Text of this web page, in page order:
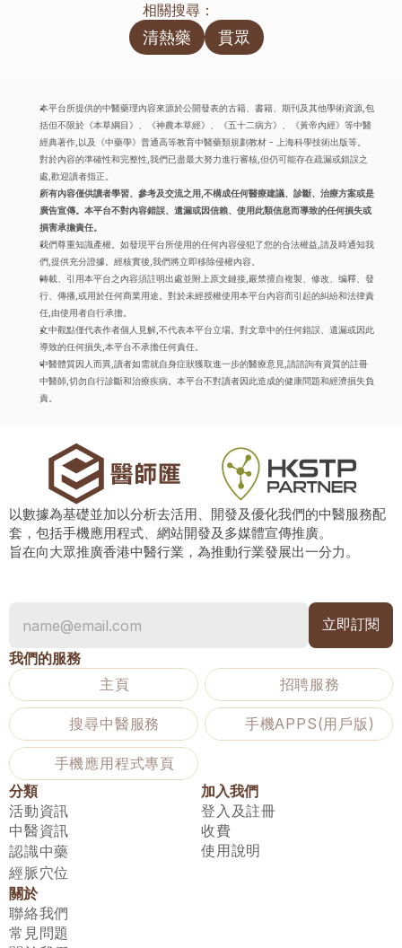
相關搜尋：
清熱藥 貫眾
本平台所提供的中醫藥理內容來源於公開發表的古籍、書籍、期刊及其他學術資源,包
括但不限於《本草綱目》、《神農本草經》、《五十二病方》、《黃帝內經》等中醫
經典著作,以及《中藥學》普通高等教育中醫藥類規劃教材 - 上海科學技術出版等。
對於內容的準確性和完整性,我們已盡最大努力進行審核,但仍可能存在疏漏或錯誤之
處,歡迎讀者指正。
所有內容僅供讀者學習、參考及交流之用,不構成任何醫療建議、診斷、治療方案或是
廣告宣傳。本平台不對內容錯誤、遺漏或因信賴、使用此類信息而導致的任何損失或
損害承擔責任。
我們尊重知識產權。如發現平台所使用的任何內容侵犯了您的合法權益,請及時通知我
們,提供充分證據。經核實後,我們將立即移除侵權內容。
轉載、引用本平台之內容須註明出處並附上原文鏈接,嚴禁擅自複製、修改、编釋、發
行、傳播,或用於任何商業用途。對於未經授權使用本平台內容而引起的糾紛和法律責
任,由使用者自行承擔。
文中觀點僅代表作者個人見解,不代表本平台立場。對文章中的任何錯誤、遺漏或因此
導致的任何損失,本平台不承擔任何責任。
中醫體質因人而異,讀者如需就自身症狀獲取進一步的醫療意見,請諮詢有資質的註冊
中醫師,切勿自行診斷和治療疾病。本平台不對讀者因此造成的健康問題和經濟損失負
責。
以數據為基礎並加以分析去活用、開發及優化我們的中醫服務配
套，包括手機應用程式、網站開發及多媒體宣傳推廣。
旨在向大眾推廣香港中醫行業，為推動行業發展出一分力。
我們的服務
主頁
招聘服務
搜尋中醫服務 手機APPS(用戶版)
手機應用程式專頁
分類
活動資訊
中醫資訊
認識中藥
經脈穴位
加入我們
登入及註冊
收費
使用說明
關於
聯絡我們
常見問題